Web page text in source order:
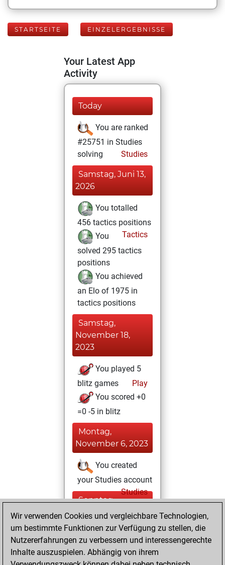
STARTSEITE EINZELERGEBNISSE
Your Latest App
Activity
Today
You are ranked
#25751 in Studies
solving
Studies
Samstag, Juni 13,
2026
You totalled
456 tactics positions
Tactics
You
solved 295 tactics
positions
You achieved
an Elo of 1975 in
tactics positions
Samstag,
November 18,
2023
You played 5
blitz games
Play
You scored +0
=0 -5 in blitz
Montag,
November 6, 2023
You created
your Studies account
Studies
Sonntag,
November 7, 2021
You created
your Fritz account
Fritz
Wir verwenden Cookies und vergleichbare Technologien,
um bestimmte Funktionen zur Verfügung zu stellen, die
Nutzererfahrungen zu verbessern und interessengerechte
Inhalte auszuspielen. Abhängig von ihrem